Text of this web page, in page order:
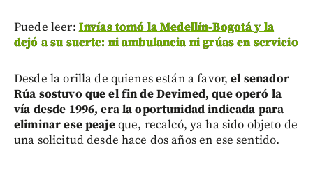
Puede leer: Invías tomó la Medellín-Bogotá y la
dejó a su suerte: ni ambulancia ni grúas en servicio
Desde la orilla de quienes están a favor,el senador
Rúa sostuvo que el fin de Devimed, que operó la
vía desde 1996, era la oportunidad indicada para
eliminar ese peajeque, recalcó, ya ha sido objeto de
una solicitud desde hace dos años en ese sentido.